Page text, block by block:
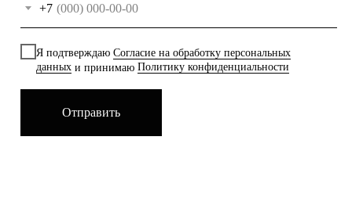
+7
Я подтверждаюСогласие на обработку персональных
данных и принимаюПолитику конфиденциальности
Отправить